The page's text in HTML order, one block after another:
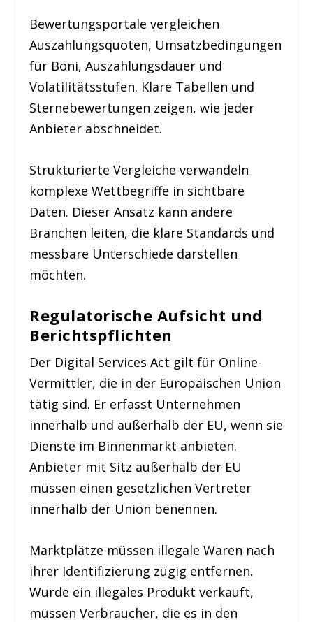
Bewertungsportale vergleichen
Auszahlungsquoten, Umsatzbedingungen
für Boni, Auszahlungsdauer und
Volatilitätsstufen. Klare Tabellen und
Sternebewertungen zeigen, wie jeder
Anbieter abschneidet.
Strukturierte Vergleiche verwandeln
komplexe Wettbegriffe in sichtbare
Daten. Dieser Ansatz kann andere
Branchen leiten, die klare Standards und
messbare Unterschiede darstellen
möchten.
Regulatorische Aufsicht und
Berichtspflichten
Der Digital Services Act gilt für Online-
Vermittler, die in der Europäischen Union
tätig sind. Er erfasst Unternehmen
innerhalb und außerhalb der EU, wenn sie
Dienste im Binnenmarkt anbieten.
Anbieter mit Sitz außerhalb der EU
müssen einen gesetzlichen Vertreter
innerhalb der Union benennen.
Marktplätze müssen illegale Waren nach
ihrer Identifizierung zügig entfernen.
Wurde ein illegales Produkt verkauft,
müssen Verbraucher, die es in den